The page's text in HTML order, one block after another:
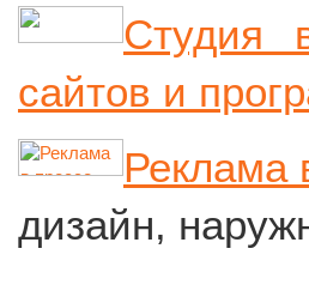
Студия
сайтов и
Реклама
дизайн,